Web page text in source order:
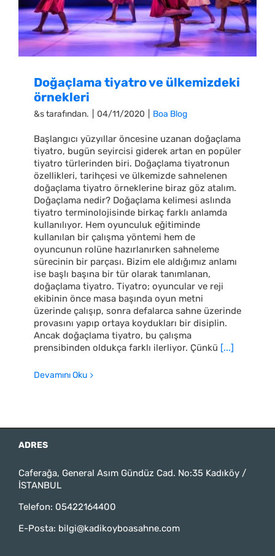
Doğaçlama tiyatro ve ülkemizdeki
örnekleri
&s tarafından. 04/11/2020 Boa Blog
Başlangıcı yüzyıllar öncesine uzanan doğaçlama
tiyatro, bugün seyircisi giderek artan en popüler
tiyatro türlerinden biri. Doğaçlama tiyatronun
özellikleri, tarihçesi ve ülkemizde sahnelenen
doğaçlama tiyatro örneklerine biraz göz atalım.
Doğaçlama nedir? Doğaçlama kelimesi aslında
tiyatro terminolojisinde birkaç farklı anlamda
kullanılıyor. Hem oyunculuk eğitiminde
kullanılan bir çalışma yöntemi hem de
oyuncunun rolüne hazırlanırken sahneleme
sürecinin bir parçası. Bizim ele aldığımız anlamı
ise başlı başına bir tür olarak tanımlanan,
doğaçlama tiyatro. Tiyatro; oyuncular ve reji
ekibinin önce masa başında oyun metni
üzerinde çalışıp, sonra defalarca sahne üzerinde
provasını yapıp ortaya koydukları bir disiplin.
Ancak doğaçlama tiyatro, bu çalışma
prensibinden oldukça farklı ilerliyor. Çünkü [...]
Devamını Oku
ADRES
Caferağa, General Asım Gündüz Cad. No:35 Kadıköy /
İSTANBUL
Telefon: 05422164400
E-Posta: bilgi@kadikoyboasahne.com